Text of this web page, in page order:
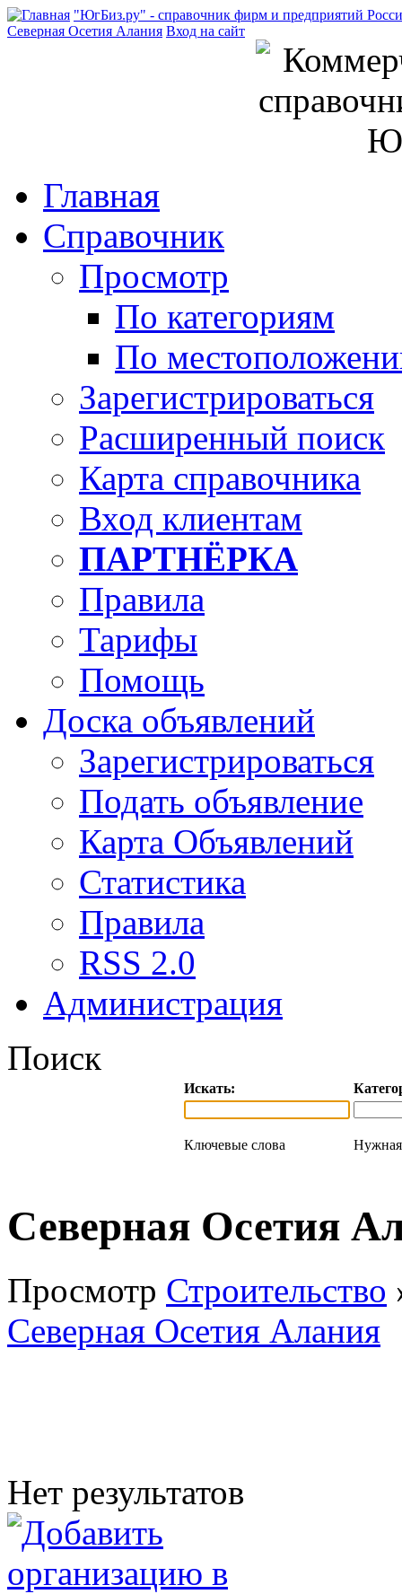
"ЮгБиз.ру" - справочник фирм и предприятий
Северная Осетия Алания Вход на сайт
Главная
Справочник
Просмотр
По категориям
По
Зарегистрироваться
Расширенный поиск
Карта справочника
Вход клиентам
ПАРТНЁРКА
Правила
Тарифы
Помощь
Доска объявлений
Зарегистрироваться
Подать объявление
Карта Объявлений
Статистика
Правила
RSS 2.0
Администрация
Поиск
Искать:
Ключевые слова Нужная
Северная Осетия
Просмотр Строительство
Северная Осетия Алания
Нет результатов